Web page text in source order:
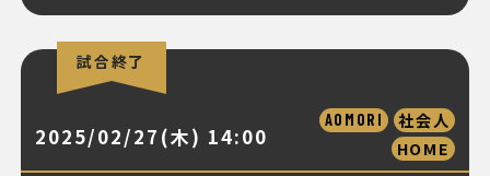
試合終了
2025/02/27(木) 14:00
AOMORI
社会人
HOME